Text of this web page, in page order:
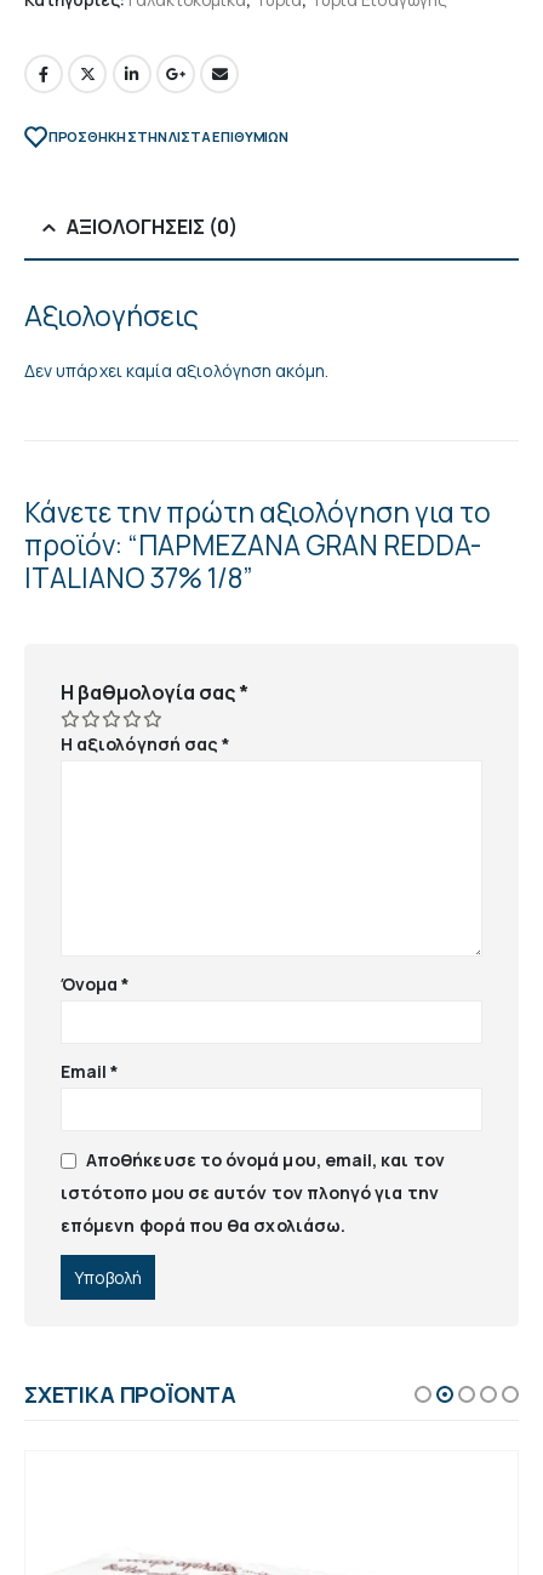
ΠΡΌΣΘΉΚΗ ΣΤΗΝ ΛΊΣΤΑ ΕΠΙΘΥΜΙΏΝ
ΑΞΙΟΛΟΓΉΣΕΙΣ (0)
Αξιολογήσεις
Δεν υπάρχει καμία αξιολόγηση ακόμη.
Κάνετε την πρώτη αξιολόγηση για το
προϊόν: “ΠΑΡΜΕΖΑΝΑ GRAN REDDA-
ITALΙΑΝΟ 37% 1/8”
Η βαθμολογία σας*
Η αξιολόγησή σας*
Όνομα*
Email*
Αποθήκευσε το όνομά μου, email, και τον
ιστότοπο μου σε αυτόν τον πλοηγό για την
επόμενη φορά που θα σχολιάσω.
ΣΧΕΤΙΚΆ ΠΡΟΪΌΝΤΑ